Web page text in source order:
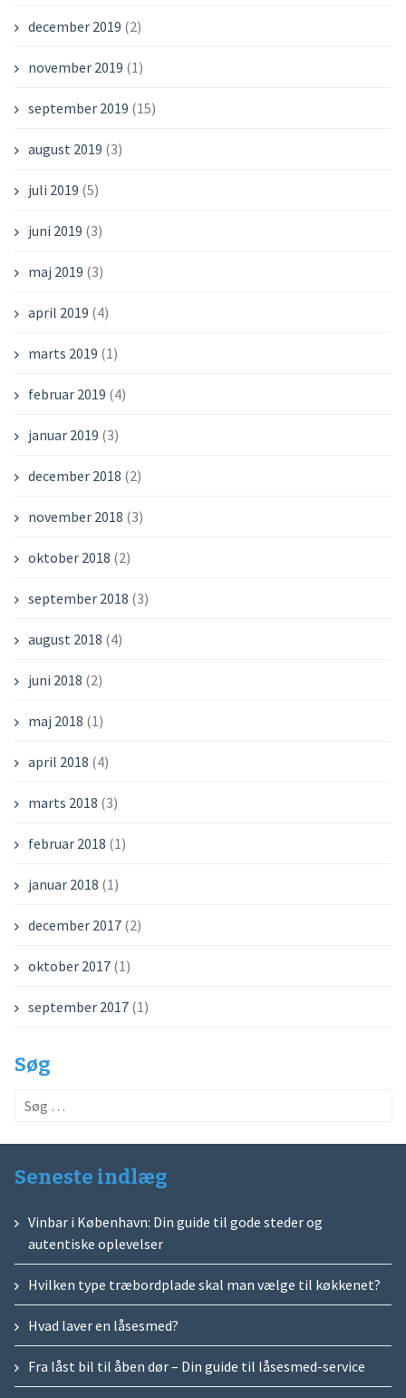
december 2019 (2)
november 2019 (1)
september 2019 (15)
august 2019 (3)
juli 2019 (5)
juni 2019 (3)
maj 2019 (3)
april 2019 (4)
marts 2019 (1)
februar 2019 (4)
januar 2019 (3)
december 2018 (2)
november 2018 (3)
oktober 2018 (2)
september 2018 (3)
august 2018 (4)
juni 2018 (2)
maj 2018 (1)
april 2018 (4)
marts 2018 (3)
februar 2018 (1)
januar 2018 (1)
december 2017(2)
oktober 2017(1)
september 2017(1)
Søg
Søg
Seneste indlæg
Vinbar i København: Din guide til gode steder og
autentiske oplevelser
Hvilken type træbordplade skal man vælge til køkkenet?
Hvad laver en låsesmed?
Fra låst bil til åben dør – Din guide til låsesmed-service